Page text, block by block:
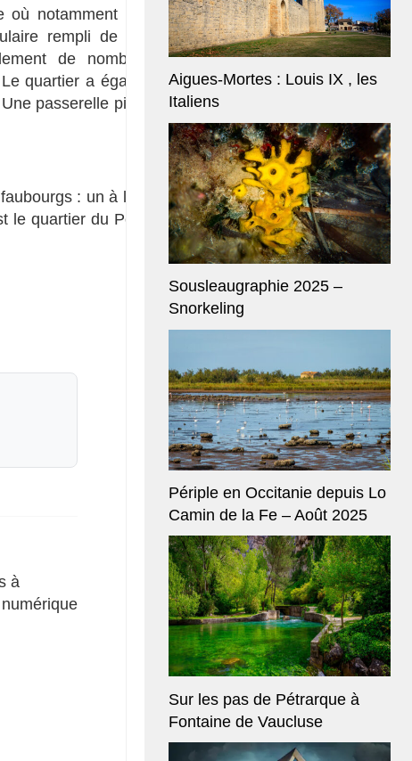
où notamment Django
rempli de grands
de nombreuses
quartier a également
passerelle piétonne
: un à l’entrée
le quartier du Pont-du-
à
Aigues-Mortes : Louis IX , les
Italiens
Sousleaugraphie 2025 –
Snorkeling
Périple en Occitanie depuis Lo
Camin de la Fe – Août 2025
Sur les pas de Pétrarque à
Fontaine de Vaucluse